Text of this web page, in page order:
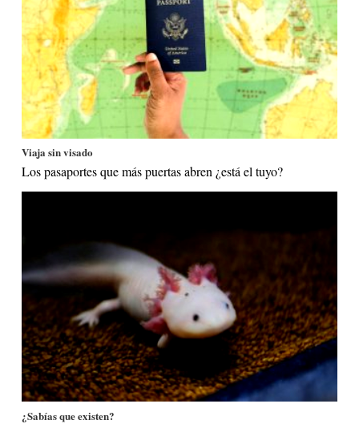
Viaja sin visado
Los pasaportes que más puertas abren ¿está el tuyo?
¿Sabías que existen?